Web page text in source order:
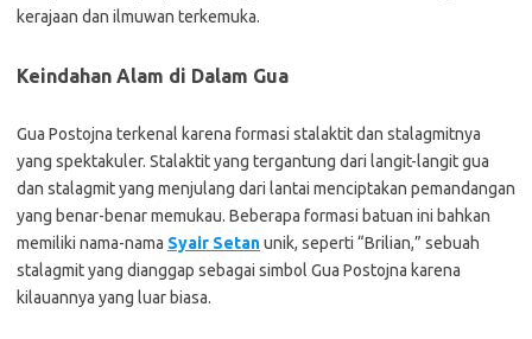
kerajaan dan ilmuwan terkemuka.
Keindahan Alam di Dalam Gua
Gua Postojna terkenal karena formasi stalaktit dan stalagmitnya
yang spektakuler. Stalaktit yang tergantung dari langit-langit gua
dan stalagmit yang menjulang dari lantai menciptakan pemandangan
yang benar-benar memukau. Beberapa formasi batuan ini bahkan
memiliki nama-nama Syair Setanunik, seperti “Brilian,” sebuah
stalagmit yang dianggap sebagai simbol Gua Postojna karena
kilauannya yang luar biasa.